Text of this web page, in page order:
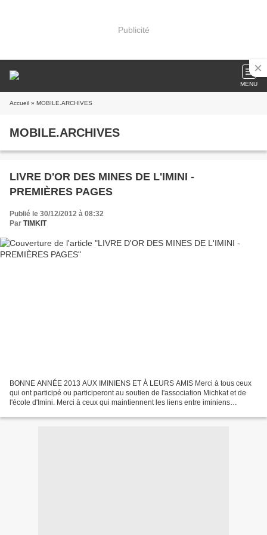
Publicité
MENU
Accueil » MOBILE.ARCHIVES
MOBILE.ARCHIVES
LIVRE D'OR DES MINES DE L'IMINI -
PREMIÈRES PAGES
Publié le 30/12/2012 à 08:32
Par TIMKIT
BONNE ANNÉE 2013 AUX IMINIENS ET À LEURS AMIS Merci à tous ceux
qui ont participé ou participeront au soutien de l'association Michkat et de
l'école d'Imini. Merci à ceux qui maintiennent les liens entre iminiens